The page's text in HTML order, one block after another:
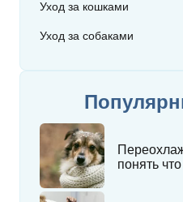
Уход за кошками
Уход за собаками
понять